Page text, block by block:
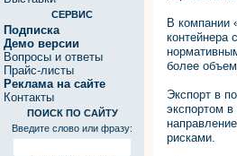
СЕРВИС
Подписка
Демо версии
Вопросы и ответы
Прайс-листы
Реклама на сайте
Контакты
ПОИСК ПО САЙТУ
Введите слово или фразу:
В компании
контейнера
более
Экспорт в
экспортом
рисками.